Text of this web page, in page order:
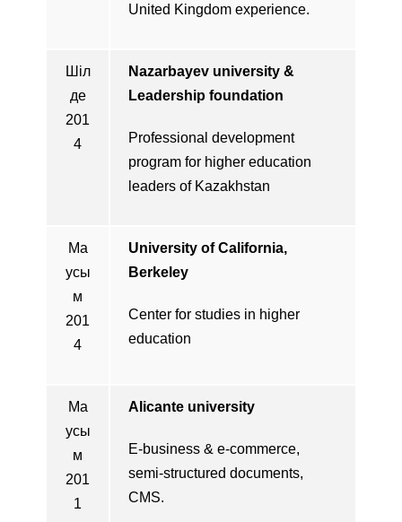
United Kingdom experience.
Шіл
де
201
4
Nazarbayev university &
Leadership foundation
Professional development
program for higher education
leaders of Kazakhstan
Ма
усы
м
201
4
University of California,
Berkeley
Center for studies in higher
education
Ма
усы
м
201
1
Alicante university
E-business & e-commerce,
semi-structured documents,
CMS.